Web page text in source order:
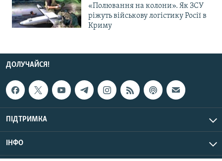
«Полювання на колони». Як ЗСУ
ріжуть військову логістику Росії в
Криму
ДОЛУЧАЙСЯ!
ПІДТРИМКА
ІНФО